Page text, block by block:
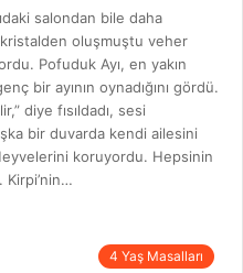
salondan bile daha
oluşmuştu veher
Pofuduk Ayı, en yakın
bir ayının oynadığını gördü.
diye fısıldadı, sesi
bir duvarda kendi ailesini
koruyordu. Hepsinin
Kirpi’nin…
4 Yaş Masalları